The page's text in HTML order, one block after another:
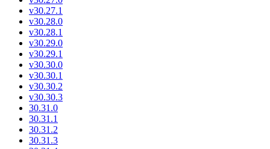
v30.27.1
v30.28.0
v30.28.1
v30.29.0
v30.29.1
v30.30.0
v30.30.1
v30.30.2
v30.30.3
30.31.0
30.31.1
30.31.2
30.31.3